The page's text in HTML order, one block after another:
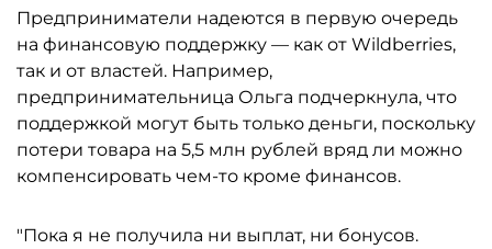
Предприниматели надеются в первую очередь
на финансовую поддержку — как от Wildberries,
так и от властей. Например,
предпринимательница Ольга подчеркнула, что
поддержкой могут быть только деньги, поскольку
потери товара на 5,5 млн рублей вряд ли можно
компенсировать чем-то кроме финансов.
"Пока я не получила ни выплат, ни бонусов.